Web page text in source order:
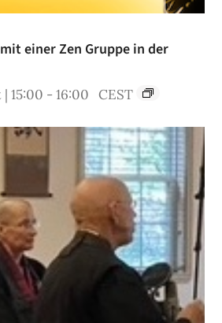
einer Zen Gruppe in der
15:00 -16:00 CEST